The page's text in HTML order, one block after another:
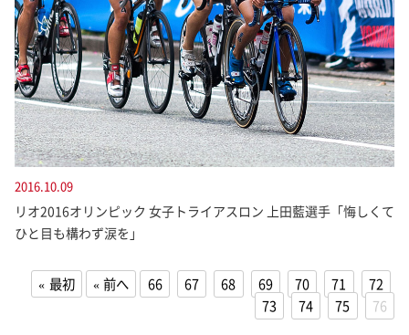
2016.10.09
リオ2016オリンピック 女子トライアスロン 上田藍選手「悔しくて
ひと目も構わず涙を」
最初 前へ 66 67 68 69 70 71
72
73
74 75 76